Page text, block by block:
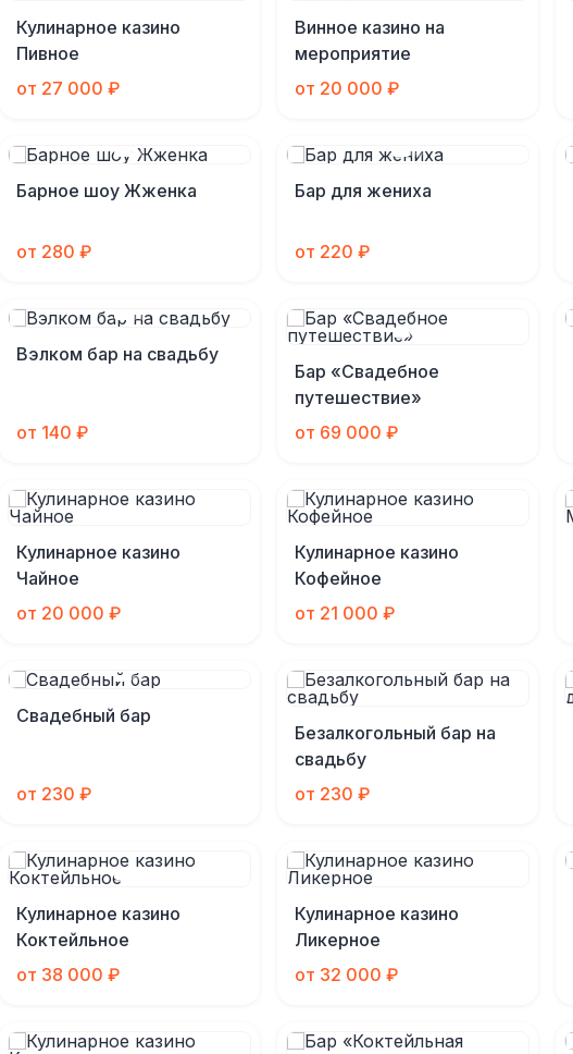
Кулинарное казино
Пивное
от 27 000 ₽
Винное казино на
мероприятие
от 20 000 ₽
Барное шоу Жженка
от 280 ₽
Бар для жениха
от 220 ₽
Вэлком бар на свадьбу
от 140 ₽
Бар «Свадебное
путешествие»
от 69 000 ₽
Кулинарное казино
Чайное
от 20 000 ₽
Кулинарное казино
Кофейное
от 21 000 ₽
Свадебный бар
от 230 ₽
Безалкогольный бар на
свадьбу
от 230 ₽
Кулинарное казино
Коктейльное
от 38 000 ₽
Кулинарное казино
Ликерное
от 32 000 ₽